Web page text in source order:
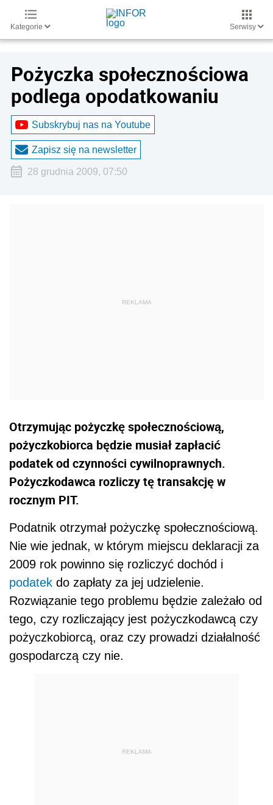
Kategorie Serwisy
Pożyczka społecznościowa
podlega opodatkowaniu
Subskrybuj nas na Youtube
Zapisz się na newsletter
28 grudnia 2009, 07:50
Otrzymując pożyczkę społecznościową,
pożyczkobiorca będzie musiał zapłacić
podatek od czynności cywilnoprawnych.
Pożyczkodawca rozliczy tę transakcję w
rocznym PIT.
Podatnik otrzymał pożyczkę społecznościową.
Nie wie jednak, w którym miejscu deklaracji za
2009 rok powinno się rozliczyć dochód i
podatek do zapłaty za jej udzielenie.
Rozwiązanie tego problemu będzie zależało od
tego, czy rozliczający jest pożyczkodawcą czy
pożyczkobiorcą, oraz czy prowadzi działalność
gospodarczą czy nie.
REKLAMA